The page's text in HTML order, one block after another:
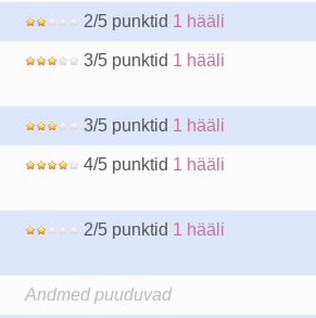
2/5 punktid 1 hääli
3/5 punktid 1 hääli
3/5 punktid 1 hääli
4/5 punktid 1 hääli
2/5 punktid 1 hääli
Andmed puuduvad